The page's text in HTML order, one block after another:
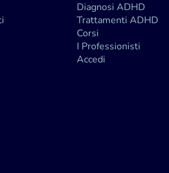
Diagnosi ADHD
Trattamenti ADHD
Corsi
I Professionisti
Accedi